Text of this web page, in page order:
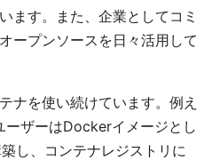
ます。また、企業としてコミ
ープンソースを日々活用して
ナを使い続けています。例え
ザーはDockerイメージとし
し、コンテナレジストリに